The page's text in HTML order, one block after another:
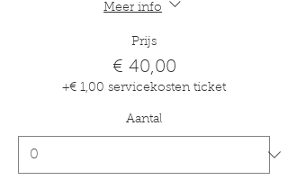
Meer info
Prijs
€ 40,00
+€ 1,00 servicekosten ticket
Aantal